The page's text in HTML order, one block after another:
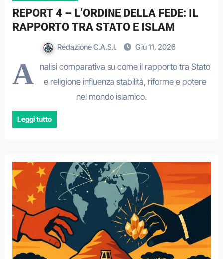
REPORT 4 – L’ORDINE DELLA FEDE: IL
RAPPORTO TRA STATO E ISLAM
Redazione C.A.S.I. Giu 11, 2026
A
nalisi comparativa su come il rapporto tra Stato
e religione influenza stabilità, riforme e potere
nel mondo islamico.
Leggi tutto